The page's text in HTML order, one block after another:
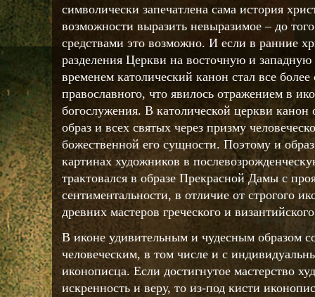
символически запечатлена сама история
возможности выразить невыразимое – до
средствами это возможно. И если в ранние
разделения Церкви на восточную и
временем католический канон стал все более
православного, что явилось отражением в
богослужения. В католической церкви канон
образ и всех святых через призму
божественной его сущности. Поэтому и
картинах художников в
трактовался в образе Прекрасной Дамы с
сентиментальности, в отличие от строгого
древних мастеров греческого и
В иконе удивительным и чудесным образом
человеческим, в том числе и с
иконописца. Если достигнутое мастерство
искренность и веру, то из-под кисти